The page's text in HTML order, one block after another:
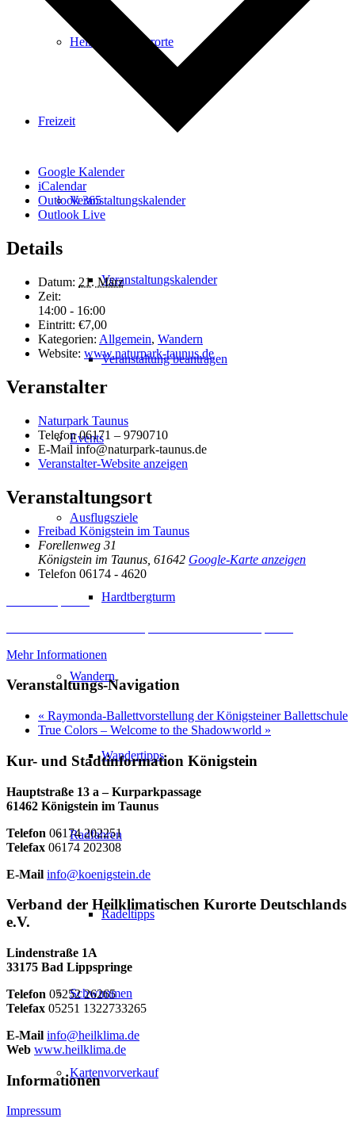
Heilbäder & Kurorte
Freizeit
Veranstaltungskalender
Veranstaltungskalender
Veranstaltung beantragen
Events
Ausflugsziele
Hardtbergturm
Wandern
Wandertipps
Radfahren
Radeltipps
Schwimmen
Kartenvorverkauf
Google Kalender
iCalendar
Outlook 365
Outlook Live
Details
Datum: 21. März
Zeit:
14:00 - 16:00
Eintritt: €7,00
Kategorien: Allgemein, Wandern
Website: www.naturpark-taunus.de
Veranstalter
Naturpark Taunus
Telefon06171 – 9790710
E-Mail info@naturpark-taunus.de
Veranstalter-Website anzeigen
Veranstaltungsort
Freibad Königstein im Taunus
Forellenweg 31
Königstein im Taunus 61642 Google-Karte anzeigen
Telefon 06174 - 4620
Inhalt entsperren
Mehr Informationen
Veranstaltungs-Navigation
« Raymonda-Ballettvorstellung der Königsteiner Ballettschule
True Colors – Welcome to the Shadowworld »
Kur- und Stadtinformation Königstein
Hauptstraße 13 a – Kurparkpassage
61462 Königstein im Taunus
Telefon 06174 202251
Telefax 06174 202308
E-Mail info@koenigstein.de
Verband der Heilklimatischen Kurorte Deutschlands
e.V.
Lindenstraße 1A
33175 Bad Lippspringe
Telefon 05252 26265
Telefax 05251 1322733265
E-Mail info@heilklima.de
Web www.heilklima.de
Informationen
Impressum